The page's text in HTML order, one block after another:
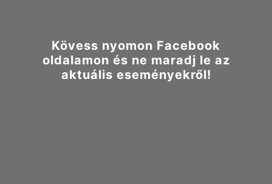
Kövess nyomon Facebook
oldalamon és ne maradj le az
aktuális eseményekről!